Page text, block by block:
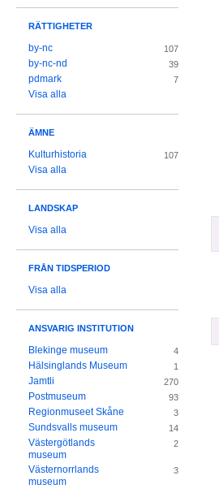
RÄTTIGHETER
by-nc 107
by-nc-nd 39
pdmark 7
Visa alla
ÄMNE
Kulturhistoria 107
Visa alla
LANDSKAP
Visa alla
FRÅN TIDSPERIOD
Visa alla
ANSVARIG INSTITUTION
Blekinge museum 4
Hälsinglands Museum 1
Jamtli 270
Postmuseum 93
Regionmuseet Skåne 3
Sundsvalls museum 14
Västergötlands
museum
2
Västernorrlands
museum
3